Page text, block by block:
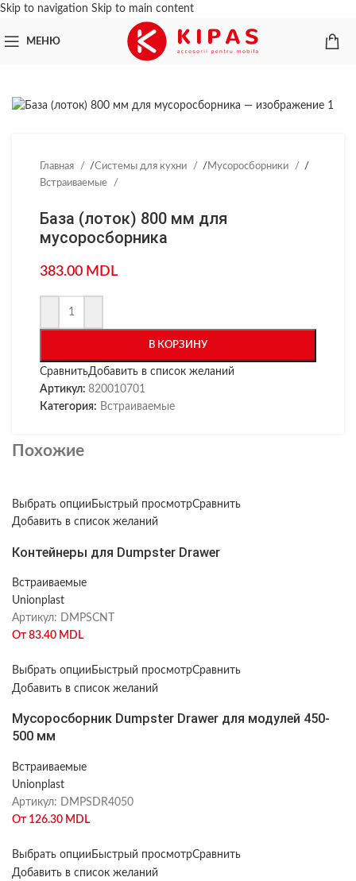
Skip to navigation Skip to main content
МЕНЮ
Главная /Системы для кухни / Мусоросборники
/
Встраиваемые
База (лоток) 800 мм для
мусоросборника
383.00 MDL
В КОРЗИНУ
СравнитьДобавить в список желаний
Артикул: 820010701
Категория: Встраиваемые
Похожие
Выбрать опции Быстрый просмотрСравнить
Добавить в список желаний
Контейнеры для Dumpster Drawer
Встраиваемые
Unionplast
Артикул: DMPSCNT
От 83.40 MDL
Выбрать опции Быстрый просмотрСравнить
Добавить в список желаний
Мусоросборник Dumpster Drawer для модулей 450-
500 мм
Встраиваемые
Unionplast
Артикул:
DMPSDR4050
От 126.30 MDL
Выбрать опции Быстрый просмотрСравнить
Добавить в список желаний